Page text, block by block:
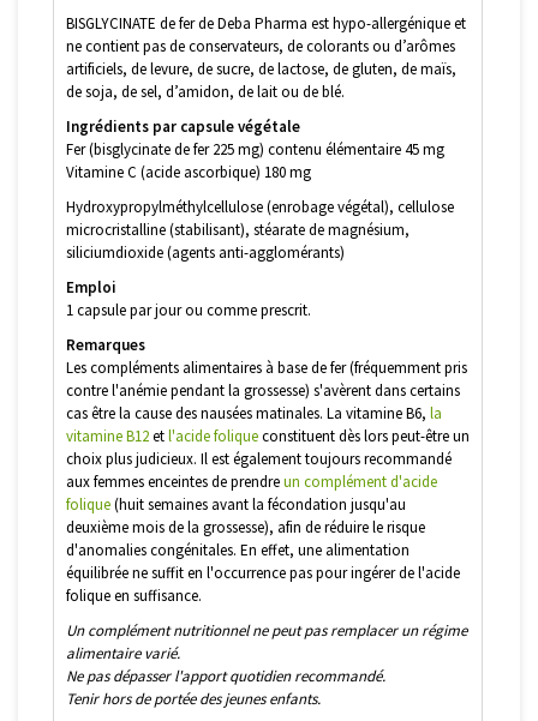
BISGLYCINATE de fer de Deba Pharma est hypo-allergénique et
ne contient pas de conservateurs, de colorants ou d’arômes
artificiels, de levure, de sucre, de lactose, de gluten, de maïs,
de soja, de sel, d’amidon, de lait ou de blé.
Ingrédients par capsule végétale
Fer (bisglycinate de fer 225 mg) contenu élémentaire 45 mg
Vitamine C (acide ascorbique) 180 mg
Hydroxypropylméthylcellulose (enrobage végétal), cellulose
microcristalline (stabilisant), stéarate de magnésium,
siliciumdioxide (agents anti-agglomérants)
Emploi
1 capsule par jour ou comme prescrit.
Remarques
Les compléments alimentaires à base de fer (fréquemment pris
contre l'anémie pendant la grossesse) s'avèrent dans certains
cas être la cause des nausées matinales. La vitamine B6, la
vitamine B12etl'acide foliqueconstituent dès lors peut-être un
choix plus judicieux. Il est également toujours recommandé
aux femmes enceintes de prendreun complément d'acide
folique(huit semaines avant la fécondation jusqu'au
deuxième mois de la grossesse), afin de réduire le risque
d'anomalies congénitales. En effet, une alimentation
équilibrée ne suffit en l'occurrence pas pour ingérer de l'acide
folique en suffisance.
Un complément nutritionnel ne peut pas remplacer un régime
alimentaire varié.
Ne pas dépasser l'apport quotidien recommandé.
Tenir hors de portée des jeunes enfants.